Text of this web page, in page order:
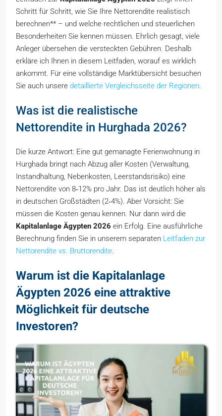
Schritt für Schritt, wie Sie Ihre Nettorendite realistisch
berechnen** – und welche rechtlichen und steuerlichen
Besonderheiten Sie kennen müssen. Ehrlich gesagt, viele
Anleger übersehen die versteckten Gebühren. Deshalb
erkläre ich Ihnen in diesem Leitfaden, worauf es wirklich
ankommt. Für eine vollständige Marktübersicht besuchen
Sie auch unsere detaillierte Vergleichsseite der Regionen.
Was ist die realistische
Nettorendite in Hurghada 2026?
Die kurze Antwort: Eine gut gemanagte Ferienwohnung in
Hurghada bringt nach Abzug aller Kosten (Verwaltung,
Instandhaltung, Nebenkosten, Leerstandsrisiko) eine
Nettorendite von 8‑12% pro Jahr. Das ist deutlich höher als
in deutschen Großstädten (2‑4%). Aber Vorsicht: Sie
müssen die Kosten genau kennen. Nur dann wird die
Kapitalanlage Ägypten 2026 ein Erfolg. Eine ausführliche
Berechnung finden Sie in unserem separaten Leitfaden zur
Nettorendite vs. Bruttorendite.
Warum ist die Kapitalanlage
Ägypten 2026 eine attraktive
Möglichkeit für deutsche
Investoren?